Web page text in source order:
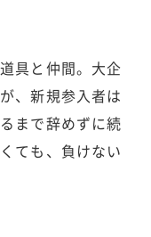
具と仲間。大企
、新規参入者は
まで辞めずに続
ても、負けない